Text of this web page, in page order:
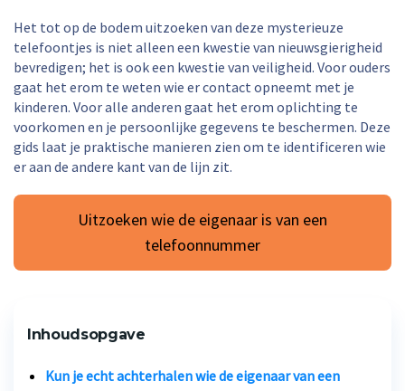
Het tot op de bodem uitzoeken van deze mysterieuze
telefoontjes is niet alleen een kwestie van nieuwsgierigheid
bevredigen; het is ook een kwestie van veiligheid. Voor ouders
gaat het erom te weten wie er contact opneemt met je
kinderen. Voor alle anderen gaat het erom oplichting te
voorkomen en je persoonlijke gegevens te beschermen. Deze
gids laat je praktische manieren zien om te identificeren wie
er aan de andere kant van de lijn zit.
Uitzoeken wie de eigenaar is van een
telefoonnummer
Inhoudsopgave
Kun je echt achterhalen wie de eigenaar van een